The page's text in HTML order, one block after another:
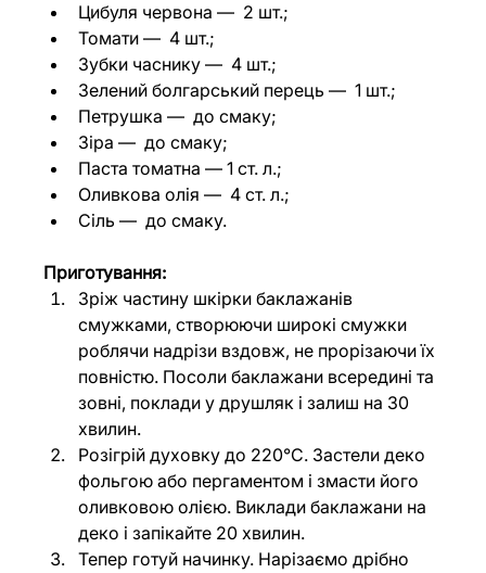
Цибуля червона — 2 шт.;
Томати — 4 шт.;
Зубки часнику — 4 шт.;
Зелений болгарський перець — 1 шт.;
Петрушка — до смаку;
Зіра — до смаку;
Паста томатна — 1 ст. л.;
Оливкова олія — 4 ст. л.;
Сіль — до смаку.
Приготування:
Зріж частину шкірки баклажанів
смужками, створюючи широкі смужки
роблячи надрізи вздовж, не прорізаючи їх
повністю. Посоли баклажани всередині та
зовні, поклади у друшляк і залиш на 30
хвилин.
Розігрій духовку до 220°С. Застели деко
фольгою або пергаментом і змасти його
оливковою олією. Виклади баклажани на
деко і запікайте 20 хвилин.
Тепер готуй начинку. Нарізаємо дрібно